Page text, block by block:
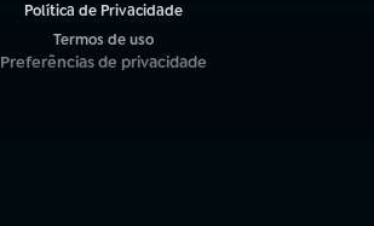
Política de Privacidade
Termos de uso
(abre em nova aba)
Preferências de privacidade